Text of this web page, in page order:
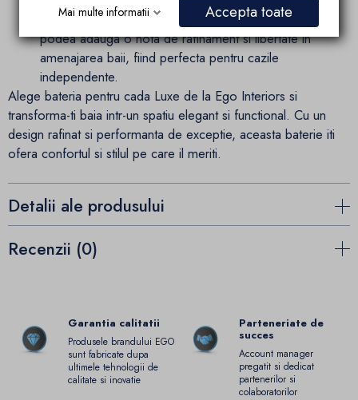
Montaj freestanding modern: Instalarea pe
podea adauga o nota de rafinament si libertate in
amenajarea baii, fiind perfecta pentru cazile
independente.
Alege bateria pentru cada Luxe de la Ego Interiors si
transforma-ti baia intr-un spatiu elegant si functional. Cu un
design rafinat si performanta de exceptie, aceasta baterie iti
ofera confortul si stilul pe care il meriti.
Detalii ale produsului
Recenzii (0)
Garantia calitatii
Produsele brandului EGO
sunt fabricate dupa
ultimele tehnologii de
calitate si inovatie
Parteneriate de
succes
Account manager
pregatit si dedicat
partenerilor si
colaboratorilor
Mai multe informatii Accepta toate